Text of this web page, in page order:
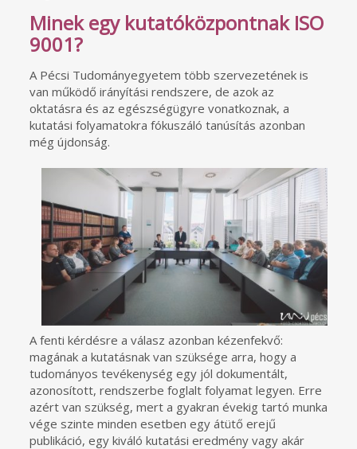
Minek egy kutatóközpontnak ISO
9001?
A Pécsi Tudományegyetem több szervezetének is
van működő irányítási rendszere, de azok az
oktatásra és az egészségügyre vonatkoznak, a
kutatási folyamatokra fókuszáló tanúsítás azonban
még újdonság.
A fenti kérdésre a válasz azonban kézenfekvő:
magának a kutatásnak van szüksége arra, hogy a
tudományos tevékenység egy jól dokumentált,
azonosított, rendszerbe foglalt folyamat legyen. Erre
azért van szükség, mert a gyakran évekig tartó munka
vége szinte minden esetben egy átütő erejű
publikáció, egy kiváló kutatási eredmény vagy akár